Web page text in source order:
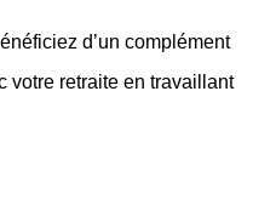
d’un complément
votre retraite en travaillant